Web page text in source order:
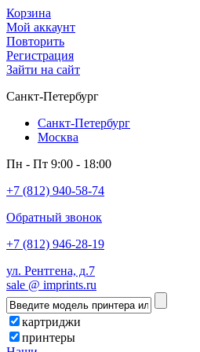
Корзина
Мой аккаунт
Повторить
Регистрация
Зайти на сайт
Санкт-Петербург
Санкт-Петербург
Москва
Пн - Пт 9:00 - 18:00
+7 (812) 940-58-74
Обратный звонок
+7 (812) 946-28-19
ул. Рентгена, д.7
sale @ imprints.ru
картриджи
принтеры